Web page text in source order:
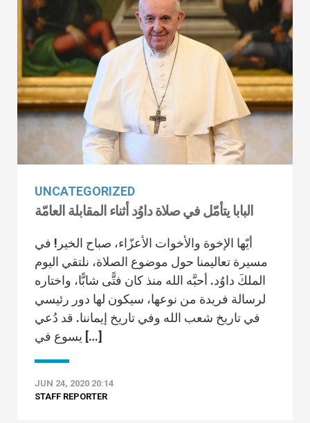
UNCATEGORIZED
البابا يتأمّل في صلاة داوُد أثناء المقابلة العامّة
أيّها الإخوة والأخوات الأعزّاء، صباح الخير! في
مسيرة تعاليمنا حول موضوع الصلاة، نلتقي اليوم
الملكَ داوُد. أحبَّه الله منذ كان فتًّى شابًّا، واختاره
لرسالة فريدة من نوعها، سيكون لها دور رئيسي
في تاريخ شعب الله وفي تاريخ إيماننا. قد دُعي
يسوع في […]
JUN 24, 2020 20:14
STAFF REPORTER